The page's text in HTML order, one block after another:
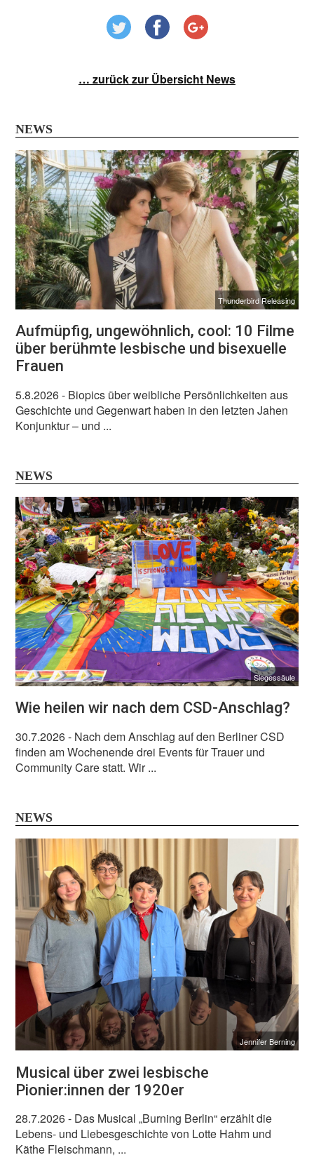
… zurück zur Übersicht News
NEWS
Thunderbird Releasing
Aufmüpfig, ungewöhnlich, cool: 10 Filme
über berühmte lesbische und bisexuelle
Frauen
5.8.2026- Biopics über weibliche Persönlichkeiten aus
Geschichte und Gegenwart haben in den letzten Jahen
Konjunktur – und ...
NEWS
Siegessäule
Wie heilen wir nach dem CSD-Anschlag?
30.7.2026- Nach dem Anschlag auf den Berliner CSD
finden am Wochenende drei Events für Trauer und
Community Care statt. Wir ...
NEWS
Jennifer Berning
Musical über zwei lesbische
Pionier:innen der 1920er
28.7.2026- Das Musical „Burning Berlin“ erzählt die
Lebens- und Liebesgeschichte von Lotte Hahm und
Käthe Fleischmann, ...